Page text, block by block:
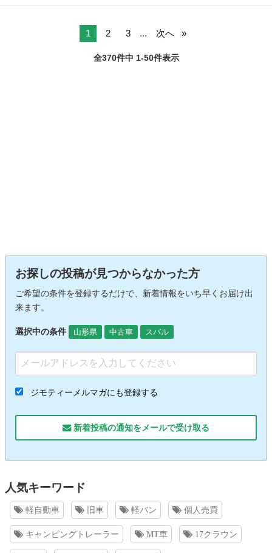
ー名： スバル ■ 車種名： ＸＶ ■ グレード名： ２．０ｉ－
1 2 3 ... 次へ
全370件中 1-50件表示
お探しの投稿が見つからなかった方
ご希望の条件を登録するだけで、新着情報をいち早くお届け出
来ます。
選択中の条件 山形県 中古車 スバル
ジモティーメルマガにも登録する
新着投稿の通知をメールで受け取る
人気キーワード
軽自動車 旧車 軽バン 個人売買
キャンピングトレーラー MT車 17クラウン